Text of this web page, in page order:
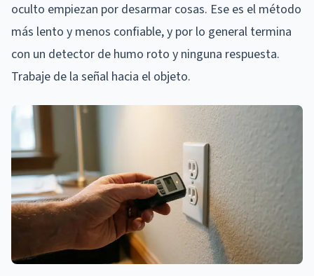
oculto empiezan por desarmar cosas. Ese es el método
más lento y menos confiable, y por lo general termina
con un detector de humo roto y ninguna respuesta.
Trabaje de la señal hacia el objeto.